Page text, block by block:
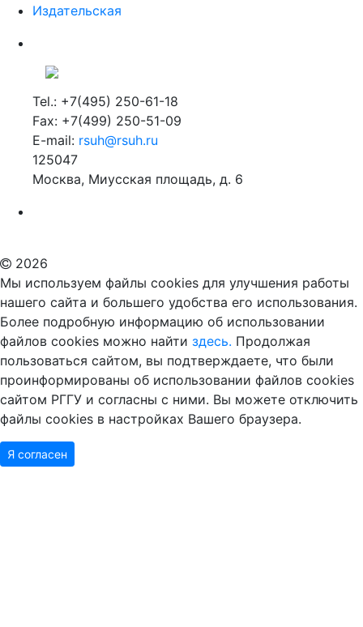
Издательская
Tel.: +7(495) 250-61-18
Fax: +7(499) 250-51-09
E-mail: rsuh@rsuh.ru
125047
Москва, Миусская площадь, д. 6
2026
Мы используем файлы cookies для улучшения работы
нашего сайта и большего удобства его использования.
Более подробную информацию об использовании
файлов cookies можно найти здесь. Продолжая
пользоваться сайтом, вы подтверждаете, что были
проинформированы об использовании файлов cookies
сайтом РГГУ и согласны с ними. Вы можете отключить
файлы cookies в настройках Вашего браузера.
Я согласен